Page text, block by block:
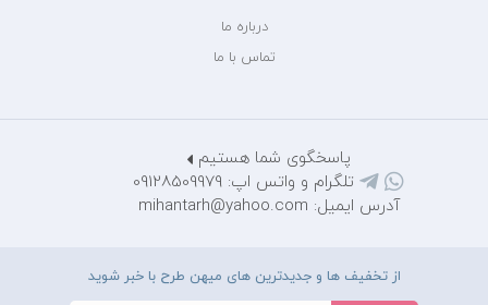
درباره ما
تماس با ما
پاسخگوی شما هستیم
تلگرام و واتس اپ: 09128509979
آدرس ایمیل: mihantarh@yahoo.com
از تخفیف ها و جدیدترین های میهن طرح با خبر شوید